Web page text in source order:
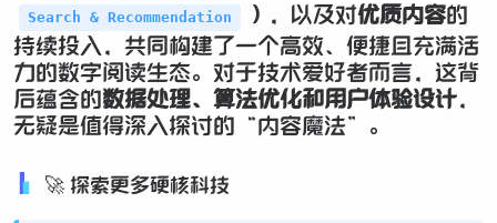
Search & Recommendation ） ，以及对优质内容的
持续投入，共同构建了一个高效、便捷且充满活
力的数字阅读生态。对于技术爱好者而言，这背
后蕴含的数据处理、算法优化和用户体验设计，
无疑是值得深入探讨的“内容魔法”。
🚀 探索更多硬核科技